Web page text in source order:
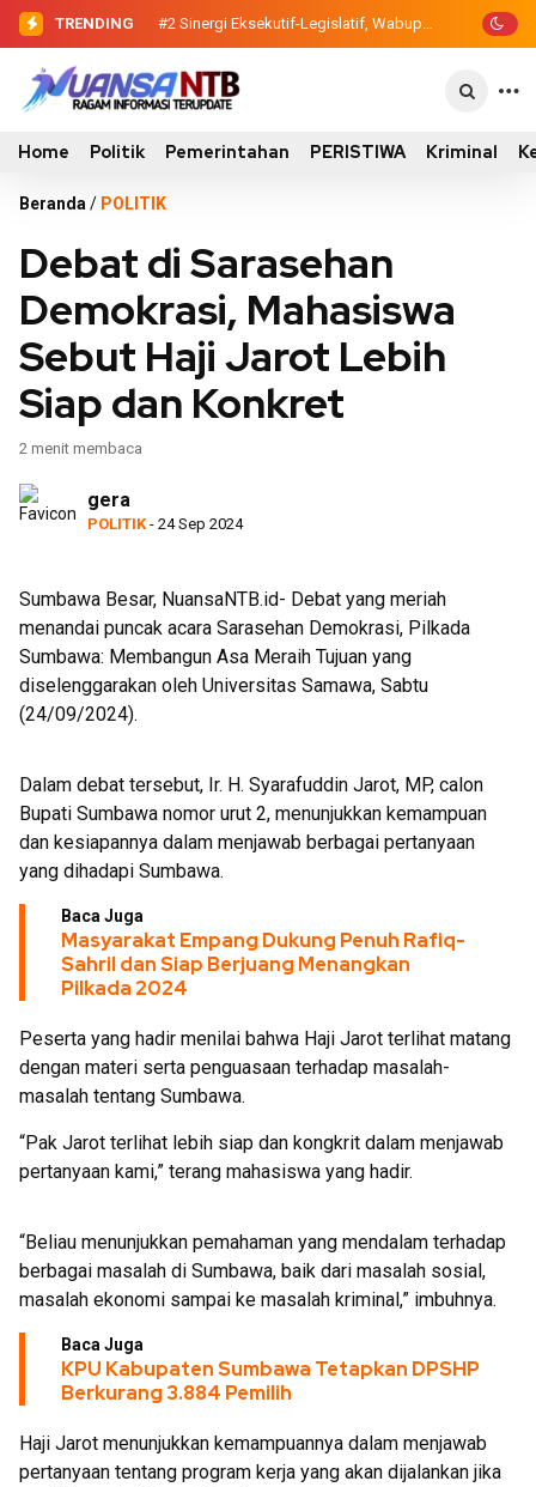
TRENDING #2 Sinergi Eksekutif-Legislatif, Wabup
Ansori Serahkan Tujuh Kontainer
Home Politik Pemerintahan PERISTIWA Kriminal
Beranda / POLITIK
Debat di Sarasehan
Demokrasi, Mahasiswa
Sebut Haji Jarot Lebih
Siap dan Konkret
2 menit membaca
gera
POLITIK - 24 Sep 2024
Sumbawa Besar, NuansaNTB.id- Debat yang meriah
menandai puncak acara Sarasehan Demokrasi, Pilkada
Sumbawa: Membangun Asa Meraih Tujuan yang
diselenggarakan oleh Universitas Samawa, Sabtu
(24/09/2024).
Dalam debat tersebut, Ir. H. Syarafuddin Jarot, MP, calon
Bupati Sumbawa nomor urut 2, menunjukkan kemampuan
dan kesiapannya dalam menjawab berbagai pertanyaan
yang dihadapi Sumbawa.
Baca Juga
Masyarakat Empang Dukung Penuh Rafiq-
Sahril dan Siap Berjuang Menangkan
Pilkada 2024
Peserta yang hadir menilai bahwa Haji Jarot terlihat matang
dengan materi serta penguasaan terhadap masalah-
masalah tentang Sumbawa.
“Pak Jarot terlihat lebih siap dan kongkrit dalam menjawab
pertanyaan kami,” terang mahasiswa yang hadir.
“Beliau menunjukkan pemahaman yang mendalam terhadap
berbagai masalah di Sumbawa, baik dari masalah sosial,
masalah ekonomi sampai ke masalah kriminal,” imbuhnya.
Baca Juga
KPU Kabupaten Sumbawa Tetapkan DPSHP
Berkurang 3.884 Pemilih
Haji Jarot menunjukkan kemampuannya dalam menjawab
pertanyaan tentang program kerja yang akan dijalankan jika